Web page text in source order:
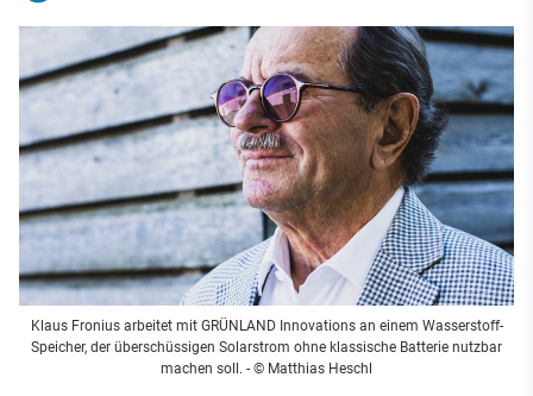
Klaus Fronius arbeitet mit GRÜNLAND Innovations an einem Wasserstoff-
Speicher, der überschüssigen Solarstrom ohne klassische Batterie nutzbar
machen soll. - © Matthias Heschl